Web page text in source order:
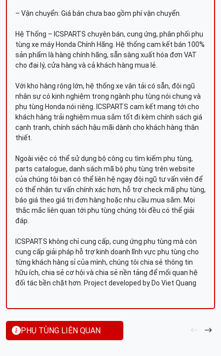
– Vận chuyển: Giá bán chưa bao gồm phí vận chuyển.
Hệ Thống – ICSPARTS chuyên bán, cung ứng, phân phối phụ
tùng xe máy Honda Chính Hãng. Hệ thống cam kết bán 100%
sản phẩm là hàng chính hãng, sẵn sàng xuất hóa đơn VAT
cho đại lý, cửa hàng và cả khách hàng mua lẻ.
Với kho hàng rộng lớn, hệ thống xe vận tải có sẵn, đội ngũ
nhân sự có kinh nghiệm trong ngành phụ tùng nói chung và
phụ tùng Honda nói riêng. ICSPARTS cam kết mang tới cho
khách hàng trải nghiệm mua sắm tốt đi kèm chính sách giá
cạnh tranh, chính sách hậu mãi dành cho khách hàng thân
thiết.
Ngoài việc có thể sử dụng bộ công cụ tìm kiếm phụ tùng,
parts catalogue, danh sách mã bộ phụ tùng trên website
của chúng tôi bạn có thể liên hệ ngay đội ngũ tư vấn viên để
có thể nhận tư vấn chính xác hơn, hỗ trợ check mã phụ tùng,
báo giá theo giá trị đơn hàng hoặc nhu cầu mua sắm. Mọi
thắc mắc liên quan tới phụ tùng chúng tôi đều có thể giải
đáp.
ICSPARTS không chỉ cung cấp, cung ứng phụ tùng mà còn
cung cấp giải pháp hỗ trợ kinh doanh lĩnh vực phụ tùng cho
từng khách hàng sỉ của mình, chúng tôi chia sẻ thông tin
hữu ích, chia sẻ cơ hội và chia sẻ nền tảng để mối quan hệ
đối tác bền chặt hơn. Project developed by Do Viet Quang
PHỤ TÙNG LIÊN QUAN